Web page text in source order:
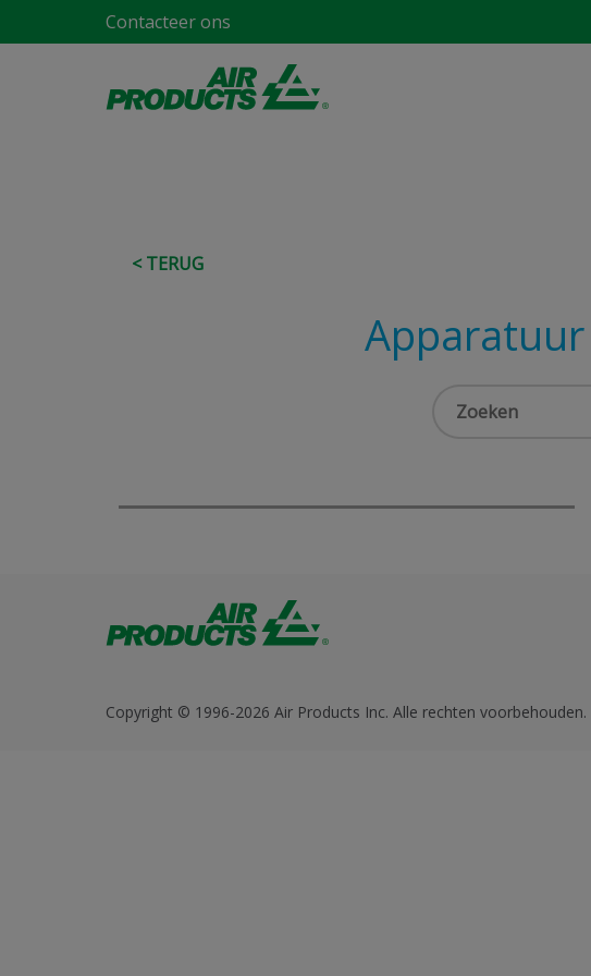
Contacteer ons
< TERUG
Copyright © 1996-2026 Air Products Inc. Alle rechten voorbehouden.